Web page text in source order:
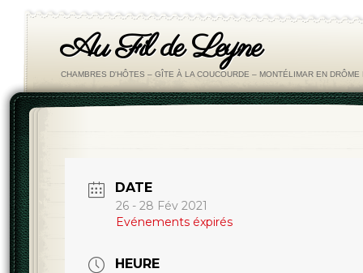
Au Fil de Leyne
CHAMBRES D'HÔTES – GÎTE À LA COUCOURDE – MONTÉLIMAR EN DRÔME
DATE
26 - 28 Fév 2021
Evénements éxpirés
HEURE